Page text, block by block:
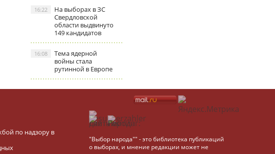
На выборах в ЗС
Свердловской
области выдвинуто
149 кандидатов
16:22
Тема ядерной
войны стала
рутинной в Европе
16:08
по надзору в
"Выбор народа"" - это библиотека публикаций
о выборах, и мнение редакции может не